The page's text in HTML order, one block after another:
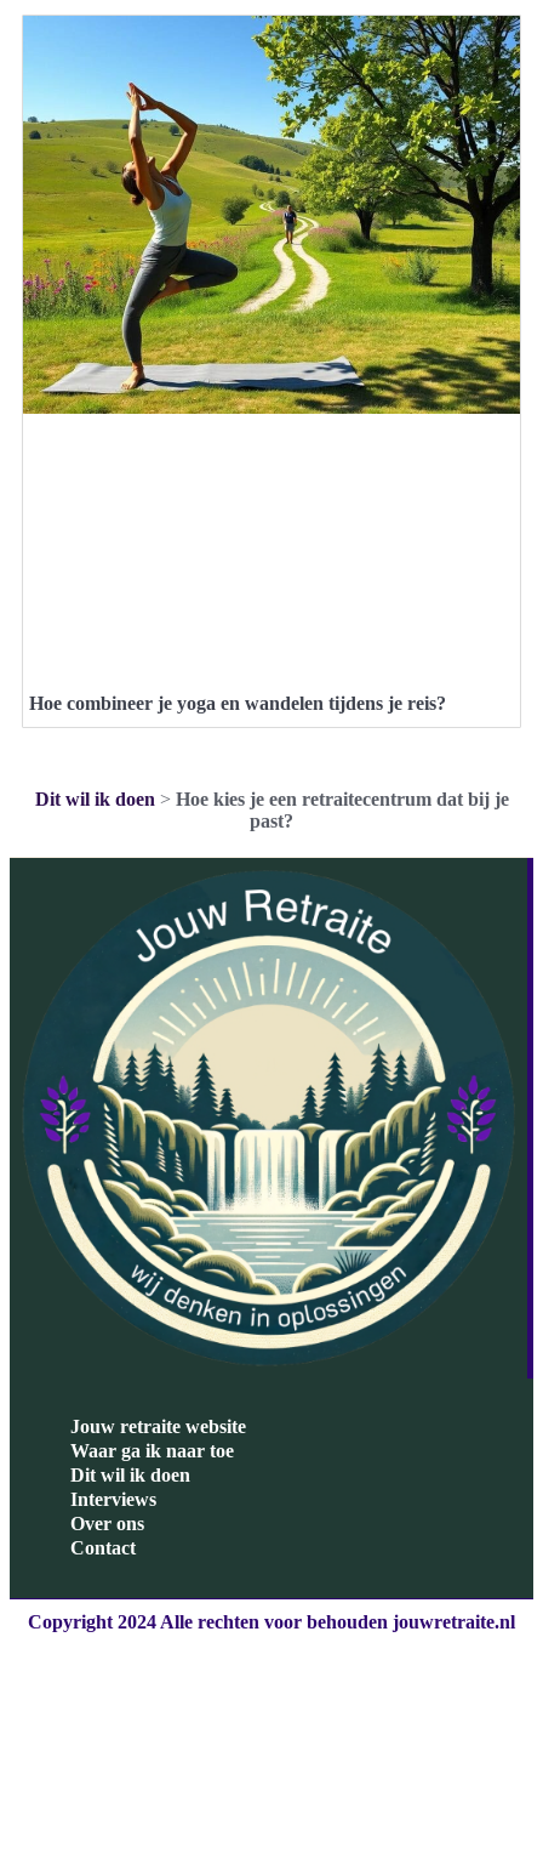
Hoe combineer je yoga en wandelen tijdens je reis?
Dit wil ik doen > Hoe kies je een retraitecentrum dat bij je
past?
Jouw retraite website
Waar ga ik naar toe
Dit wil ik doen
Interviews
Over ons
Contact
Copyright 2024 Alle rechten voor behouden jouwretraite.nl